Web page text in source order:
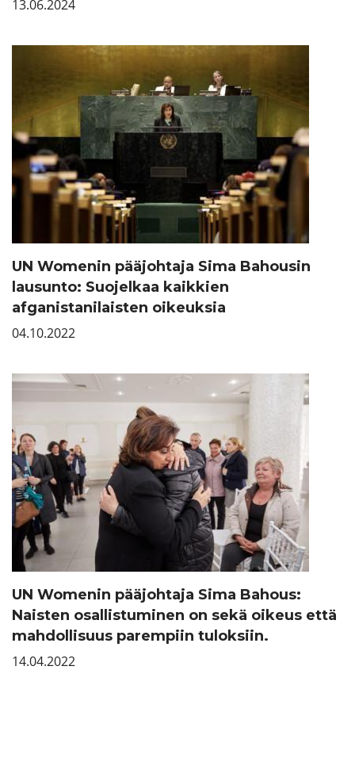
13.06.2024
UN Womenin pääjohtaja Sima Bahousin
lausunto: Suojelkaa kaikkien
afganistanilaisten oikeuksia
04.10.2022
UN Womenin pääjohtaja Sima Bahous:
Naisten osallistuminen on sekä oikeus että
mahdollisuus parempiin tuloksiin.
14.04.2022